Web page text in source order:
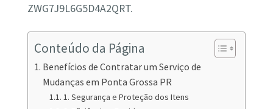
ZWG7J9L6G5D4A2QRT.
Conteúdo da Página
Benefícios de Contratar um Serviço de
Mudanças em Ponta Grossa PR
1. Segurança e Proteção dos Itens